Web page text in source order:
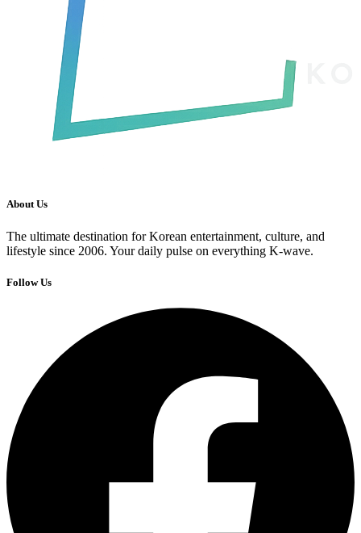
About Us
The ultimate destination for Korean entertainment, culture, and
lifestyle since 2006. Your daily pulse on everything K-wave.
Follow Us